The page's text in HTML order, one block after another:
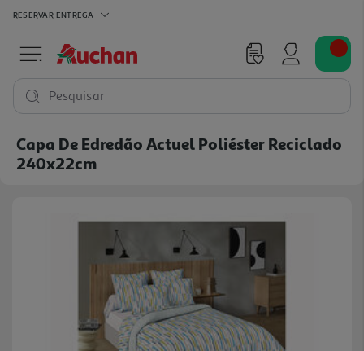
RESERVAR ENTREGA
Pesquisar
Capa De Edredão Actuel Poliéster Reciclado
240x22cm